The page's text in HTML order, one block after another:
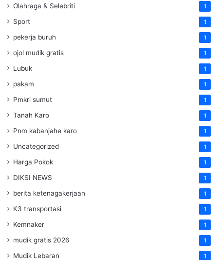
Olahraga & Selebriti 1
Sport 1
pekerja buruh 1
ojol mudik gratis 1
Lubuk 1
pakam 1
Pmkri sumut 1
Tanah Karo 1
Pnm kabanjahe karo 1
Uncategorized 1
Harga Pokok 1
DIKSI NEWS 1
berita ketenagakerjaan 1
K3 transportasi 1
Kemnaker 1
mudik gratis 2026 1
Mudik Lebaran 1